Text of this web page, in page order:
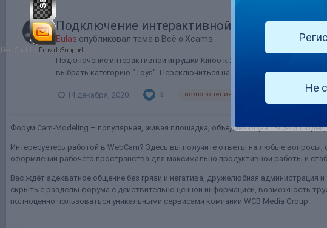
Подключение интерактивной игрушки Kiiro к
Eulas опубликовал тема в Всё о Xcams
Подключение интерактивной игрушки Kiiroo к Xmodels 1.
выбрать категорию "Toys". Переключиться на вкладку "Register other
14 декабря, 2020 3 подключение игрушки иксмоделс
Форум Cam-Modeling – популярная, живая площадка, объединяющая тысячи людей,
Интересуетесь работой в WebCam? Здесь вы получите ответы на любые
оформлении рабочего пространства для максимально продуктивной работы и
Вас ждёт адекватное общение без грязи и негатива, дружелюбная
скрытые разделы форума с действительно ценной информацией, возможность
полноценно пользоваться уникальными сервисами компании WCB Media Group.
Не